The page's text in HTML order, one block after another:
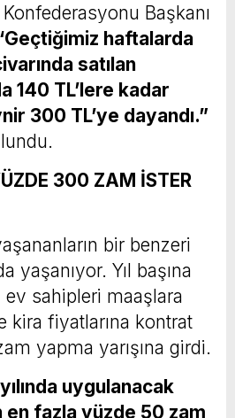
Başkanı
haftalarda
satılan
140 TL’lere kadar
300 TL’ye dayandı.”
300 ZAM İSTER
bir benzeri
yaşanıyor. Yıl başına
ev sahipleri maaşlara
kira fiyatlarına kontrat
yapma yarışına girdi.
uygulanacak
fazla yüzde 50 zam